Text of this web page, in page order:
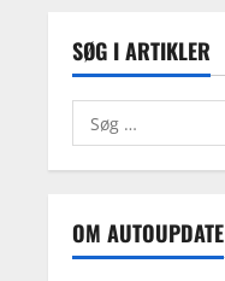
SØG I ARTIKLER
Søg
efter:
OM AUTOUPDATE